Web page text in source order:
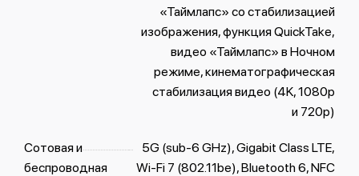
«Таймлапс» со стабилизацией
изображения, функция QuickTake,
видео «Таймлапс» в Ночном
режиме, кинематографическая
стабилизация видео (4K, 1080p
и 720p)
Сотовая и
беспроводная
5G (sub‑6 GHz), Gigabit Class LTE,
Wi-Fi 7 (802.11be), Bluetooth 6, NFC